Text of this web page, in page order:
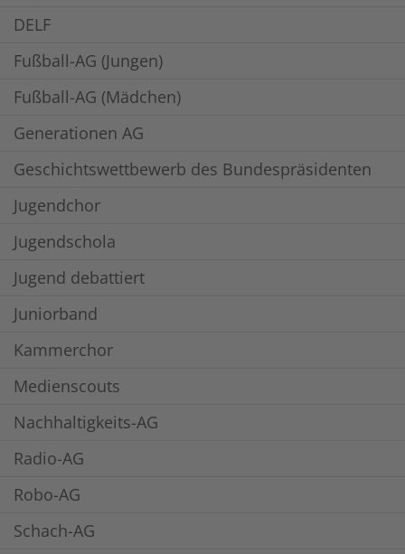
DELF
Fußball-AG (Jungen)
Fußball-AG (Mädchen)
Generationen AG
Geschichtswettbewerb des Bundespräsidenten
Jugendchor
Jugendschola
Jugend debattiert
Juniorband
Kammerchor
Medienscouts
Nachhaltigkeits-AG
Radio-AG
Robo-AG
Schach-AG